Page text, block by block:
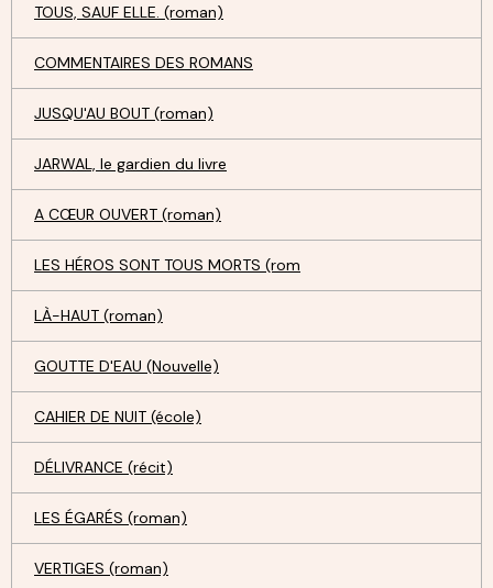
TOUS, SAUF ELLE. (roman)
COMMENTAIRES DES ROMANS
JUSQU'AU BOUT (roman)
JARWAL, le gardien du livre
A CŒUR OUVERT (roman)
LES HÉROS SONT TOUS MORTS (rom
LÀ-HAUT (roman)
GOUTTE D'EAU (Nouvelle)
CAHIER DE NUIT (école)
DÉLIVRANCE (récit)
LES ÉGARÉS (roman)
VERTIGES (roman)